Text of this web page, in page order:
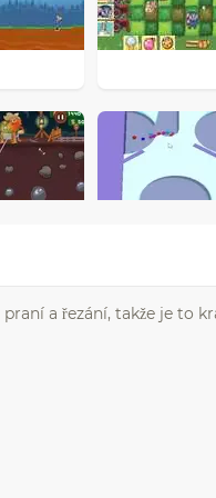
a řezání, takže je to